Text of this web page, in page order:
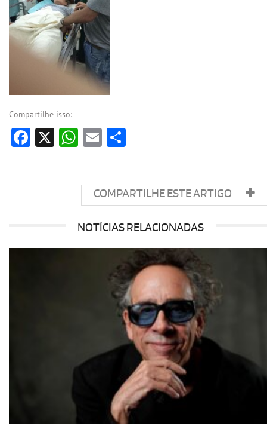
Compartilhe isso:
Facebook
X WhatsApp
Email
COMPARTILHE ESTE ARTIGO
NOTÍCIAS RELACIONADAS